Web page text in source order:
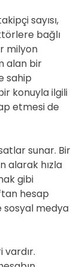
sayısı,
bağlı
milyon
alan bir
sahip
konuyla ilgili
etmesi de
sunar. Bir
alarak hızla
gibi
hesap
sosyal medya